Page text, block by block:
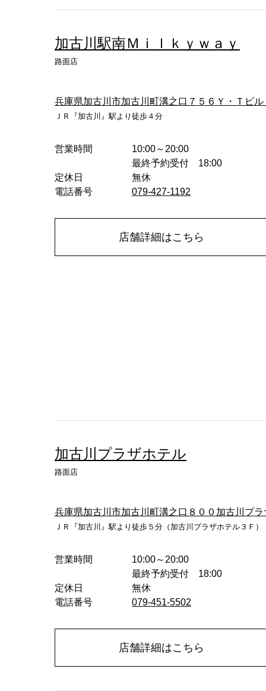
加古川駅南Ｍｉｌｋｙｗａｙ
路面店
兵庫県加古川市加古川町溝之口７５６Ｙ・Ｔビル
ＪＲ『加古川』駅より徒歩４分
営業時間
10:00～20:00
最終予約受付 18:00
定休日
無休
電話番号
079-427-1192
店舗詳細はこちら
加古川プラザホテル
路面店
兵庫県加古川市加古川町溝之口８００加古川プ
ＪＲ『加古川』駅より徒歩５分（加古川プラザホテル３Ｆ）
営業時間
10:00～20:00
最終予約受付 18:00
定休日
無休
電話番号
079-451-5502
店舗詳細はこちら